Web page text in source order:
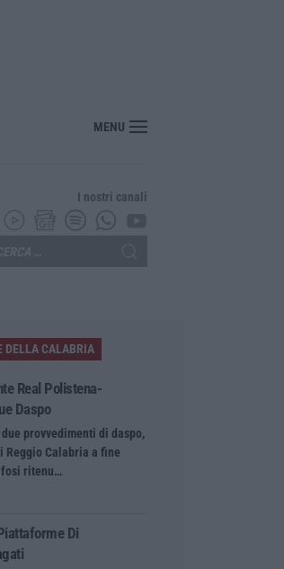
è uno strumento incredibile per gli imprenditori»
MENU
I nostri canali
DELLA CALABRIA
Real Polistena-
Daspo
provvedimenti di daspo,
Reggio Calabria a fine
ritenu…
Di